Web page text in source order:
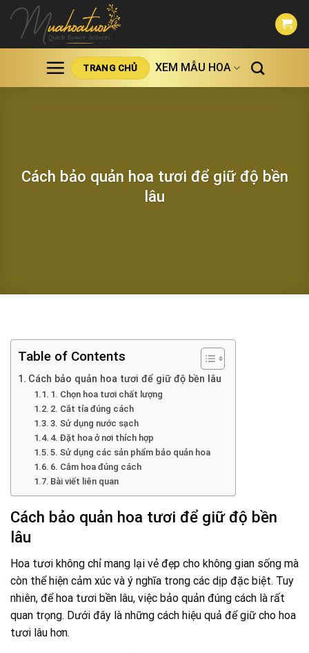
Skip
content
TRANG CHỦ XEM MẪU HOA
Cách bảo quản hoa tươi để giữ độ bền
lâu
Table of Contents
Cách bảo quản hoa tươi để giữ độ bền lâu
1. Chọn hoa tươi chất lượng
2. Cắt tỉa đúng cách
3. Sử dụng nước sạch
4. Đặt hoa ở nơi thích hợp
5. Sử dụng các sản phẩm bảo quản hoa
6. Cắm hoa đúng cách
Bài viết liên quan
Cách bảo quản hoa tươi để giữ độ bền
lâu
Hoa tươi không chỉ mang lại vẻ đẹp cho không gian sống mà
còn thể hiện cảm xúc và ý nghĩa trong các dịp đặc biệt. Tuy
nhiên, để hoa tươi bền lâu, việc bảo quản đúng cách là rất
quan trọng. Dưới đây là những cách hiệu quả để giữ cho hoa
tươi lâu hơn.